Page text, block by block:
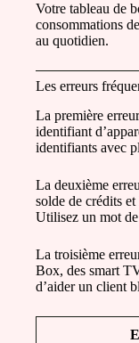
Votre tableau de
consommations
au quotidien.
Les erreurs
La première
identifiant
identifiants avec
La deuxième
solde de crédits
Utilisez un mot
La troisième
Box, des smart
d’aider un client